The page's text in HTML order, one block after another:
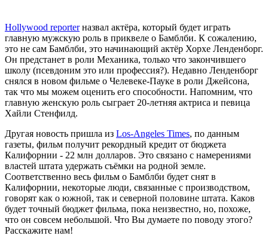
Hollywood reporterназвал актёра, который будет играть
главную мужскую роль в приквеле о Бамблби. К сожалению,
это не сам Бамблби, это начинающий актёр Хорхе Ленденборг.
Он предстанет в роли Механика, только что закончившего
школу (псевдоним это или профессия?). Недавно Ленденборг
снялся в новом фильме о Челевеке-Пауке в роли Джейсона,
так что мы можем оценить его способности. Напомним, что
главную женскую роль сыграет 20-летняя актриса и певица
Хайли Стенфилд.
Другая новость пришла из Los-Angeles Times, по данным
газеты, фильм получит рекордный кредит от бюджета
Калифорнии - 22 млн долларов. Это связано с намерениями
властей штата удержать съёмки на родной земле.
Соответственно весь фильм о Бамблби будет снят в
Калифорнии, некоторые люди, связанные с производством,
говорят как о южной, так и северной половине штата. Каков
будет точный бюджет фильма, пока неизвестно, но, похоже,
что он совсем небольшой. Что Вы думаете по поводу этого?
Расскажите нам!